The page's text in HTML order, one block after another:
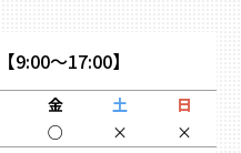
【9:00～17:00】
金 土
日
○ × ×